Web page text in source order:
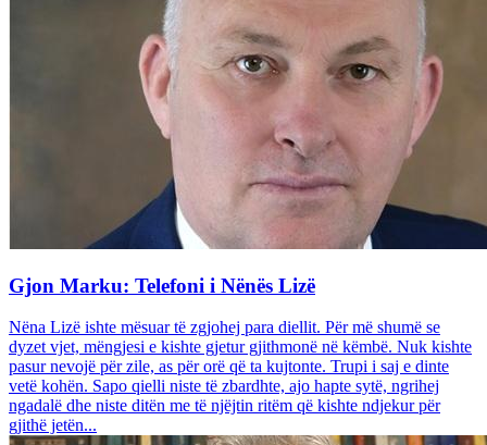
Gjon Marku: Telefoni i Nënës Lizë
Nëna Lizë ishte mësuar të zgjohej para diellit. Për më shumë se
dyzet vjet, mëngjesi e kishte gjetur gjithmonë në këmbë. Nuk kishte
pasur nevojë për zile, as për orë që ta kujtonte. Trupi i saj e dinte
vetë kohën. Sapo qielli niste të zbardhte, ajo hapte sytë, ngrihej
ngadalë dhe niste ditën me të njëjtin ritëm që kishte ndjekur për
gjithë jetën...